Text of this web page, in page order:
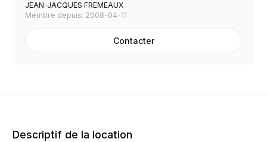
JEAN-JACQUES FREMEAUX
Membre depuis: 2008-04-11
Contacter
Descriptif de la location